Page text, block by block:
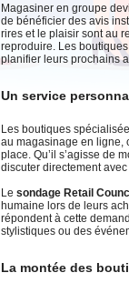
Magasiner en groupe
de bénéficier des avis
rires et le plaisir sont au
reproduire. Les
planifier leurs prochains
Un service
Les boutiques
au magasinage en ligne,
place. Qu’il s’agisse de
discuter directement
Le sondage Retail
humaine lors de leurs
répondent à cette
stylistiques ou des
La montée des